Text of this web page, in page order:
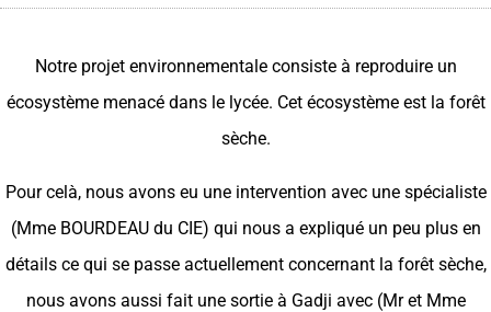
Notre projet environnementale consiste à reproduire un
écosystème menacé dans le lycée. Cet écosystème est la forêt
sèche.
Pour celà, nous avons eu une intervention avec une spécialiste
(Mme BOURDEAU du CIE) qui nous a expliqué un peu plus en
détails ce qui se passe actuellement concernant la forêt sèche,
nous avons aussi fait une sortie à Gadji avec (Mr et Mme